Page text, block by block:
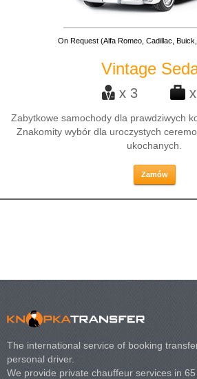
On Request (Alfa Romeo, Cadillac,
Vintage
x 3
Zabytkowe samochody dla prawdziwych
Znakomity wybór dla uroczystych
ukochanych.
Zamów
The international service of booking
personal driver.
We provide private chauffeur services in